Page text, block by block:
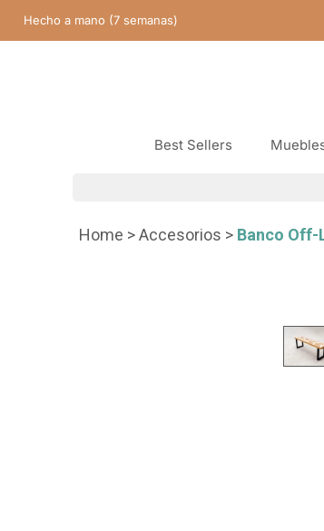
Hecho a mano (7 semanas)
Best Sellers
Home >Accesorios > Banco Off-